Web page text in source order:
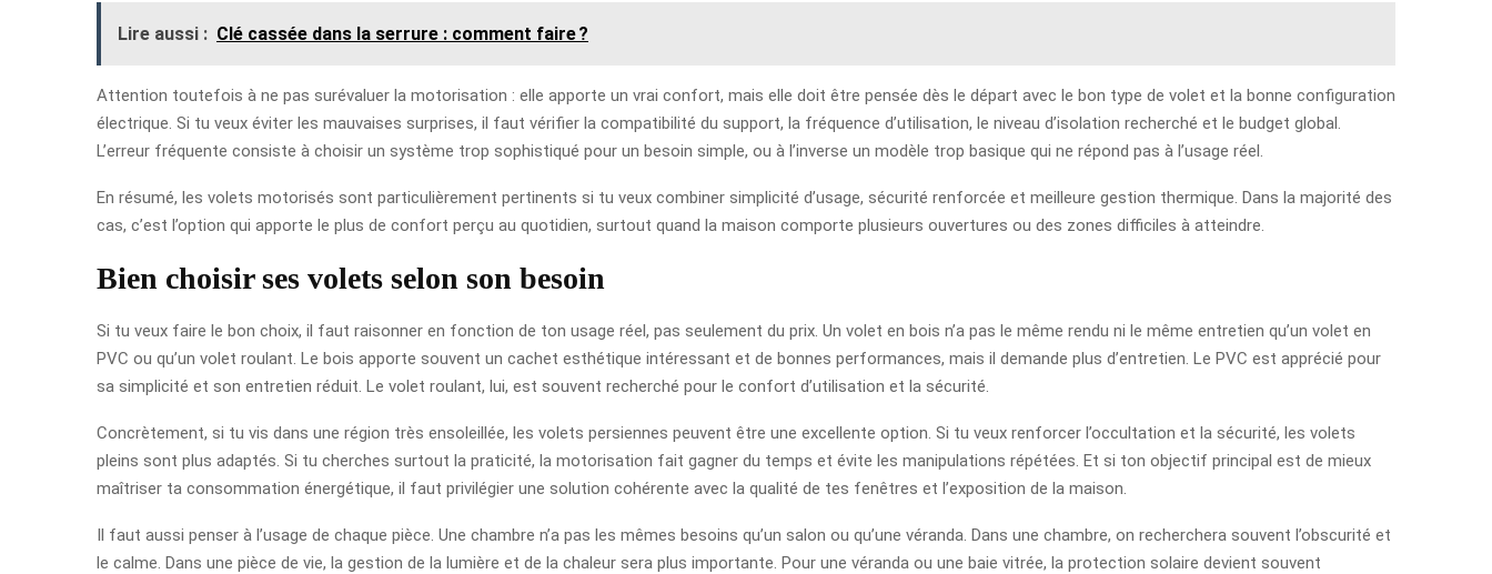
Lire aussi : Clé cassée dans la serrure : comment faire ?
Attention toutefois à ne pas surévaluer la motorisation : elle apporte un vrai confort, mais elle doit être pensée dès le départ avec le bon type de volet et la bonne configuration
électrique. Si tu veux éviter les mauvaises surprises, il faut vérifier la compatibilité du support, la fréquence d’utilisation, le niveau d’isolation recherché et le budget global.
L’erreur fréquente consiste à choisir un système trop sophistiqué pour un besoin simple, ou à l’inverse un modèle trop basique qui ne répond pas à l’usage réel.
En résumé, les volets motorisés sont particulièrement pertinents si tu veux combiner simplicité d’usage, sécurité renforcée et meilleure gestion thermique. Dans la majorité des
cas, c’est l’option qui apporte le plus de confort perçu au quotidien, surtout quand la maison comporte plusieurs ouvertures ou des zones difficiles à atteindre.
Bien choisir ses volets selon son besoin
Si tu veux faire le bon choix, il faut raisonner en fonction de ton usage réel, pas seulement du prix. Un volet en bois n’a pas le même rendu ni le même entretien qu’un volet en
PVC ou qu’un volet roulant. Le bois apporte souvent un cachet esthétique intéressant et de bonnes performances, mais il demande plus d’entretien. Le PVC est apprécié pour
sa simplicité et son entretien réduit. Le volet roulant, lui, est souvent recherché pour le confort d’utilisation et la sécurité.
Concrètement, si tu vis dans une région très ensoleillée, les volets persiennes peuvent être une excellente option. Si tu veux renforcer l’occultation et la sécurité, les volets
pleins sont plus adaptés. Si tu cherches surtout la praticité, la motorisation fait gagner du temps et évite les manipulations répétées. Et si ton objectif principal est de mieux
maîtriser ta consommation énergétique, il faut privilégier une solution cohérente avec la qualité de tes fenêtres et l’exposition de la maison.
Il faut aussi penser à l’usage de chaque pièce. Une chambre n’a pas les mêmes besoins qu’un salon ou qu’une véranda. Dans une chambre, on recherchera souvent l’obscurité et
le calme. Dans une pièce de vie, la gestion de la lumière et de la chaleur sera plus importante. Pour une véranda ou une baie vitrée, la protection solaire devient souvent